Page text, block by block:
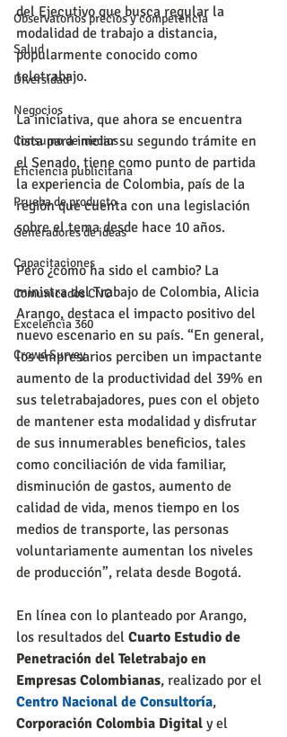
Observatorios precios y competencia
Salud
Diversidad
Negocios
Consumo de medios
Eficiencia publicitaria
Prueba de producto
Generadores de ideas
Capacitaciones
Comunicados CNC
Excelencia 360
Crowd Survey
del Ejecutivo que busca regular la
modalidad de trabajo a distancia,
popularmente conocido como
teletrabajo.
La iniciativa, que ahora se encuentra
lista para iniciar su segundo trámite en
el Senado, tiene como punto de partida
la experiencia de Colombia, país de la
región que cuenta con una legislación
sobre el tema desde hace 10 años.
Pero ¿cómo ha sido el cambio? La
ministra del Trabajo de Colombia, Alicia
Arango, destaca el impacto positivo del
nuevo escenario en su país. “En general,
los empresarios perciben un impactante
aumento de la productividad del 39% en
sus teletrabajadores, pues con el objeto
de mantener esta modalidad y disfrutar
de sus innumerables beneficios, tales
como conciliación de vida familiar,
disminución de gastos, aumento de
calidad de vida, menos tiempo en los
medios de transporte, las personas
voluntariamente aumentan los niveles
de producción”, relata desde Bogotá.
En línea con lo planteado por Arango,
los resultados del Cuarto Estudio de
Penetración del Teletrabajo en
Empresas Colombianas, realizado por el
Centro Nacional de Consultoría,
Corporación Colombia Digital y el